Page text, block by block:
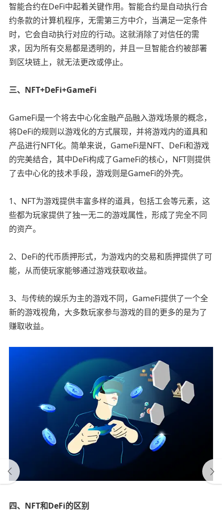
智能合约在DeFi中起着关键作用。智能合约是自动执行合
约条款的计算机程序，无需第三方中介，当满足一定条件
时，它会自动执行对应的行动。这就消除了对信任的需
求，因为所有交易都是透明的，并且一旦智能合约被部署
到区块链上，就无法更改或停止。
三、NFT+DeFi+GameFi
GameFi是一个将去中心化金融产品融入游戏场景的概念，
将DeFi的规则以游戏化的方式展现，并将游戏内的道具和
产品进行NFT化。简单来说，GameFi是NFT、DeFi和游戏
的完美结合，其中DeFi构成了GameFi的核心，NFT则提供
了去中心化的技术手段，游戏则是GameFi的外壳。
1、NFT为游戏提供丰富多样的道具，包括工会等元素，这
些都为玩家提供了独一无二的游戏属性，形成了完全不同
的资产。
2、DeFi的代币质押形式，为游戏内的交易和质押提供了可
能，从而使玩家能够通过游戏获取收益。
3、与传统的娱乐为主的游戏不同，GameFi提供了一个全
新的游戏视角，大多数玩家参与游戏的目的更多的是为了
赚取收益。
四、NFT和DeFi的区别